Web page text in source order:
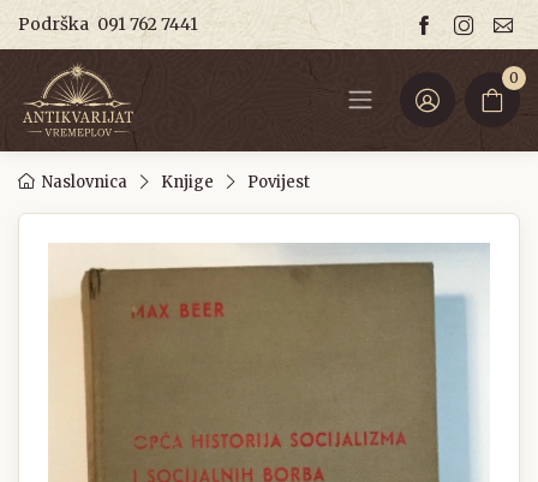
Podrška 091 762 7441
0
Naslovnica Knjige Povijest